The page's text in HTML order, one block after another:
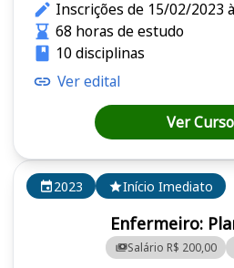
2023 Início Imediato
Enfermeiro:
Salário R$ 200,00
Inscrições de 15/02/2023
68 horas de estudo
10 disciplinas
Ver edital
Ver